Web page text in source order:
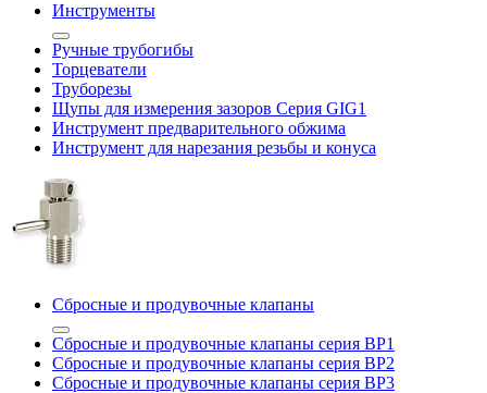
Инструменты
Ручные трубогибы
Торцеватели
Труборезы
Щупы для измерения зазоров Cерия GIG1
Инструмент предварительного обжима
Инструмент для нарезания резьбы и конуса
Сбросные и продувочные клапаны
Сбросные и продувочные клапаны серия BP1
Сбросные и продувочные клапаны серия BP2
Сбросные и продувочные клапаны серия BP3